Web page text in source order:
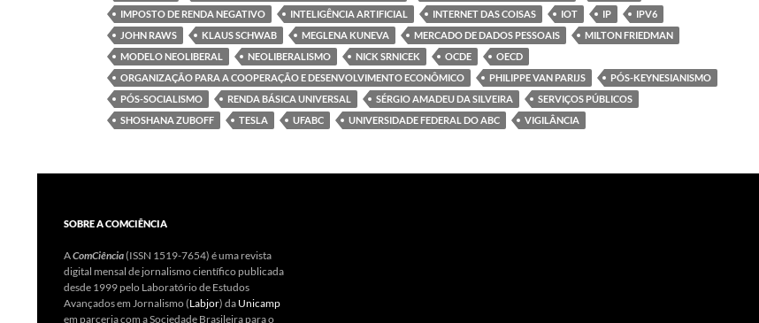
IMPOSTO DE RENDA NEGATIVO
INTELIGÊNCIA ARTIFICIAL INTERNET DAS COISAS IOT IP
IPV6
JOHN RAWS
KLAUS SCHWAB MEGLENA KUNEVA MERCADO DE DADOS PESSOAIS
MILTON FRIEDMAN
MODELO NEOLIBERAL
NEOLIBERALISMO NICK SRNICEK OCDE
OECD
ORGANIZAÇÃO PARA A COOPERAÇÃO E DESENVOLVIMENTO ECONÔMICO
PHILIPPE VAN PARIJS
PÓS-KEYNESIANISMO
PÓS-SOCIALISMO
RENDA BÁSICA UNIVERSAL SÉRGIO AMADEU DA SILVEIRA
SERVIÇOS PÚBLICOS
SHOSHANA ZUBOFF
TESLA UFABC UNIVERSIDADE FEDERAL DO ABC VIGILÂNCIA
SOBRE A COMCIÊNCIA
AComCiência(ISSN 1519-7654) é uma revista
digital mensal de jornalismo científico publicada
desde 1999 pelo Laboratório de Estudos
Avançados em Jornalismo (Labjor) da Unicamp
em parceria com a Sociedade Brasileira para o